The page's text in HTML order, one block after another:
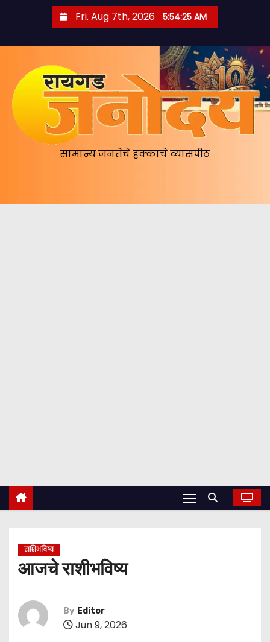
Fri. Aug 7th, 2026 5:54:26 AM
सामान्य जनतेचे हक्काचे व्यासपीठ
राशिभविष्य
आजचे राशीभविष्य
By Editor
Jun 9, 2026